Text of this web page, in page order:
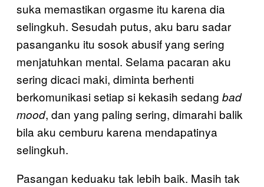
suka memastikan orgasme itu karena dia
selingkuh. Sesudah putus, aku baru sadar
pasanganku itu sosok abusif yang sering
menjatuhkan mental. Selama pacaran aku
sering dicaci maki, diminta berhenti
berkomunikasi setiap si kekasih sedang bad
mood, dan yang paling sering, dimarahi balik
bila aku cemburu karena mendapatinya
selingkuh.
Pasangan keduaku tak lebih baik. Masih tak